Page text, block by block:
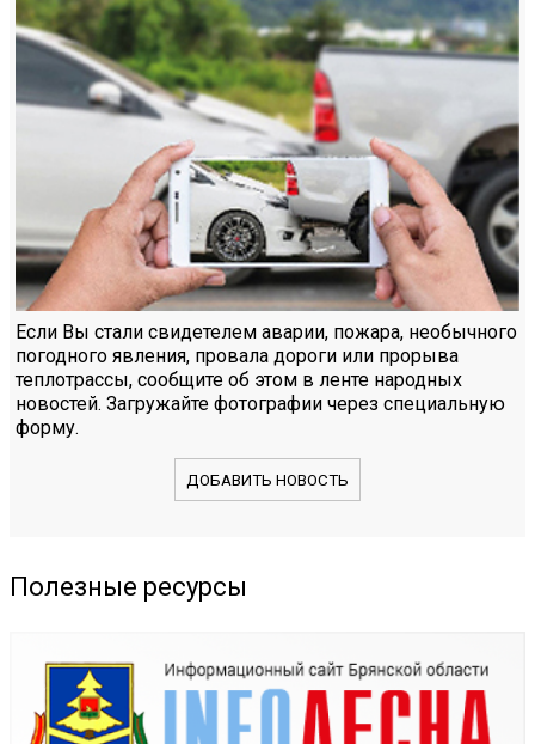
Если Вы стали свидетелем аварии, пожара, необычного
погодного явления, провала дороги или прорыва
теплотрассы, сообщите об этом в ленте народных
новостей. Загружайте фотографии через специальную
форму.
ДОБАВИТЬ НОВОСТЬ
Полезные ресурсы